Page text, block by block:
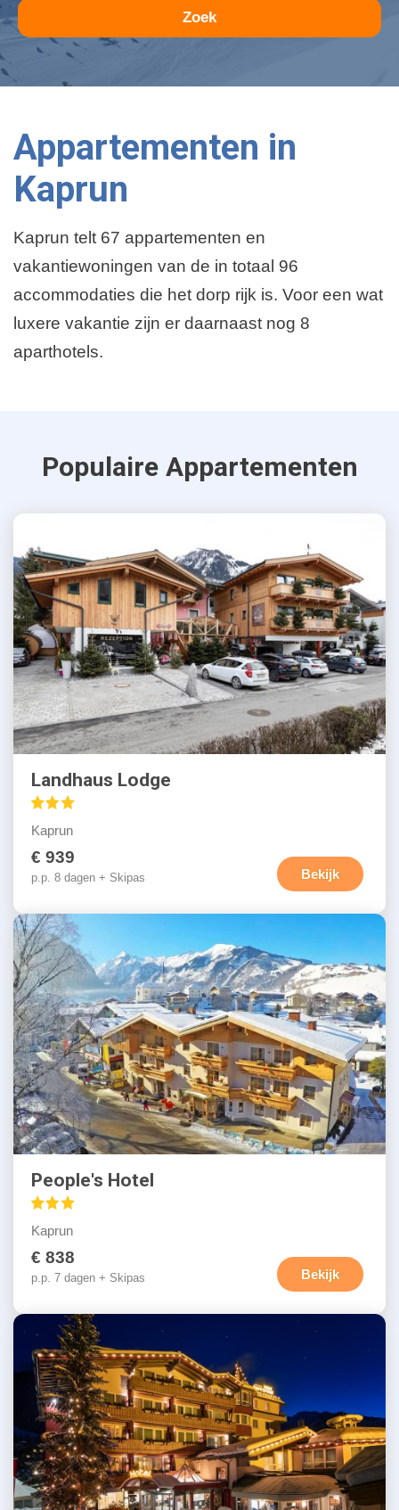
Zoek
Appartementen in
Kaprun
Kaprun telt 67 appartementen en
vakantiewoningen van de in totaal 96
accommodaties die het dorp rijk is. Voor een wat
luxere vakantie zijn er daarnaast nog 8
aparthotels.
Populaire Appartementen
Landhaus Lodge
Kaprun
€ 939
p.p. 8 dagen + Skipas Bekijk
People's Hotel
Kaprun
€ 838
p.p. 7 dagen + Skipas Bekijk